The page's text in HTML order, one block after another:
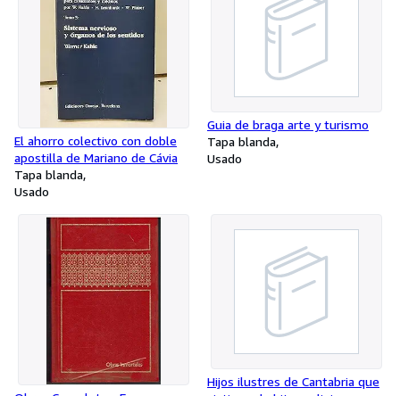
El ahorro colectivo con doble
apostilla de Mariano de Cávia
Tapa blanda
Usado
Guia de braga arte y turismo
Tapa blanda
Usado
Hijos ilustres de Cantabria que